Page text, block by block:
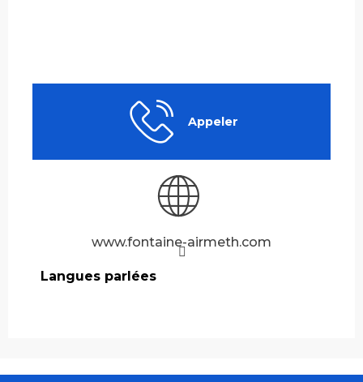
Appeler
www.fontaine-airmeth.com
Langues parlées
Langues parlées